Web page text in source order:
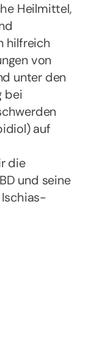
Heilmittel,
hilfreich
von
unter den
bei
auf
die
und seine